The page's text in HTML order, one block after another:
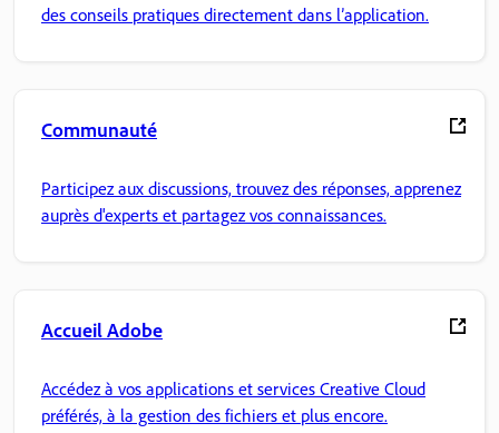
des conseils pratiques directement dans l’application.
Communauté
Participez aux discussions, trouvez des réponses, apprenez
auprès d'experts et partagez vos connaissances.
Accueil Adobe
Accédez à vos applications et services Creative Cloud
préférés, à la gestion des fichiers et plus encore.